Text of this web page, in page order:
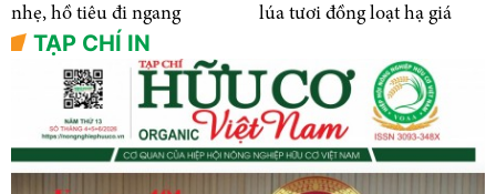
nhẹ, hồ tiêu đi ngang
lúa tươi đồng loạt hạ giá
TẠP CHÍ IN